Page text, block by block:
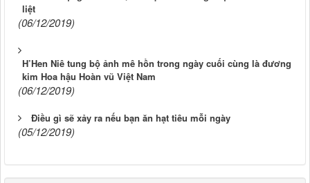
liệt
(06/12/2019)
H’Hen Niê tung bộ ảnh mê hồn trong ngày cuối cùng là đương
kim Hoa hậu Hoàn vũ Việt Nam
(06/12/2019)
Điều gì sẽ xảy ra nếu bạn ăn hạt tiêu mỗi ngày
(05/12/2019)